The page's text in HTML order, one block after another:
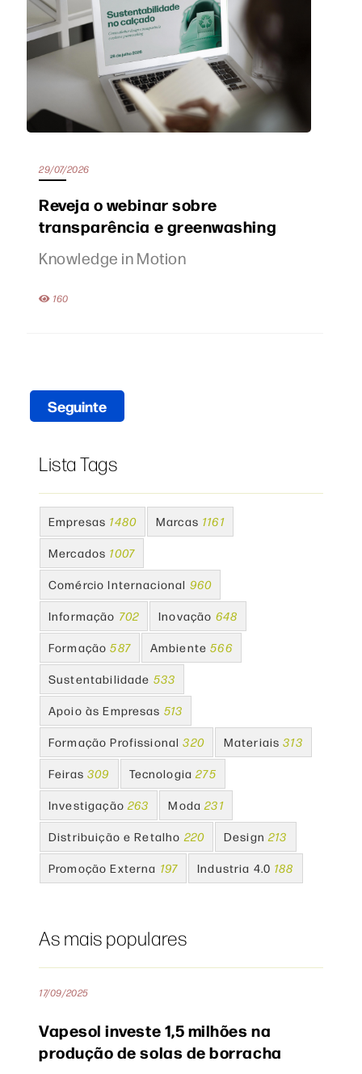
29/07/2026
Reveja o webinar sobre
transparência e greenwashing
Knowledge in Motion
160
Seguinte
Lista Tags
Empresas 1480 Marcas 1161
Mercados 1007
Comércio Internacional 960
Informação 702 Inovação 648
Formação 587 Ambiente 566
Sustentabilidade 533
Apoio às Empresas 513
Formação Profissional 320 Materiais 313
Feiras 309 Tecnologia 275
Investigação 263 Moda 231
Distribuição e Retalho 220 Design 213
Promoção Externa 197 Industria 4.0 188
As mais populares
17/09/2025
Vapesol investe 1,5 milhões na
produção de solas de borracha